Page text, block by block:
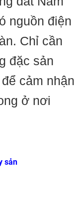
nguồn điện
Chỉ cần
đặc sản
cảm nhận
ở nơi
sản